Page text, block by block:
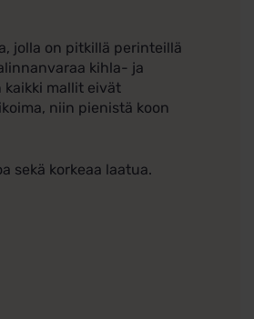
jolla on pitkillä perinteillä
kihla- ja
kaikki mallit eivät
niin pienistä koon
sekä korkeaa laatua.